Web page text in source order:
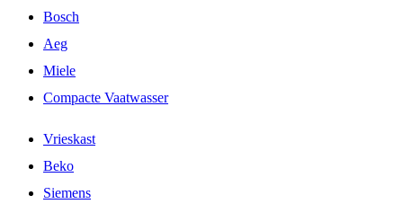
Bosch
Aeg
Miele
Compacte Vaatwasser
Vrieskast
Beko
Siemens